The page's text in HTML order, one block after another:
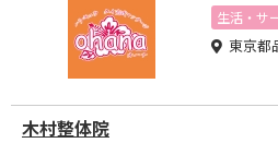
生活・サ
東京都
木村整体院